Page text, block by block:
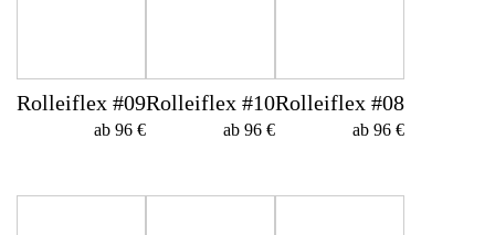
Rolleiflex #09
ab 96 €
Rolleiflex #10
ab 96 €
Rolleiflex #08
ab 96 €